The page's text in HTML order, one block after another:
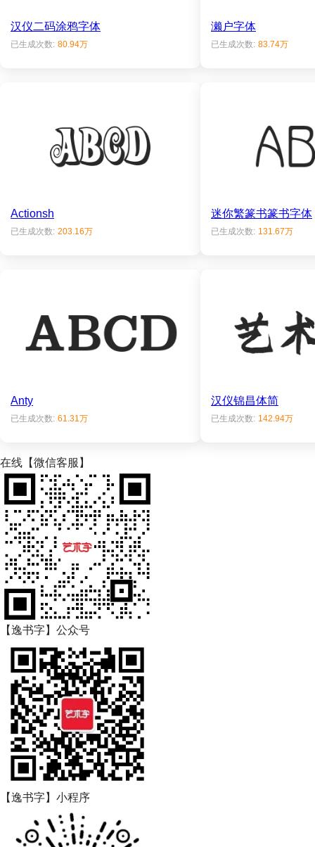
汉仪二码涂鸦字体
已生成次数: 80.94万
濑户字体
已生成次数: 83.74万
Actionsh
已生成次数: 203.16万
迷你繁篆书篆书字体
已生成次数: 131.67万
Anty
已生成次数: 61.31万
汉仪锦昌体简
已生成次数: 142.94万
在线【微信客服】
【逸书字】公众号
【逸书字】小程序